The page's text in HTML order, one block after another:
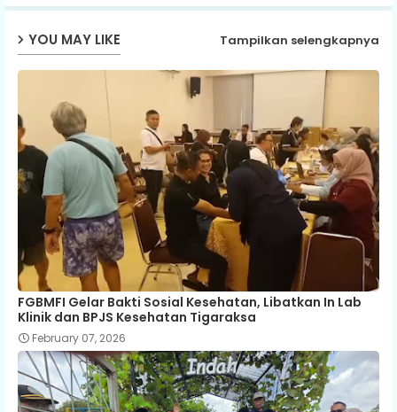
YOU MAY LIKE Tampilkan selengkapnya
FGBMFI Gelar Bakti Sosial Kesehatan, Libatkan In Lab
Klinik dan BPJS Kesehatan Tigaraksa
February 07, 2026